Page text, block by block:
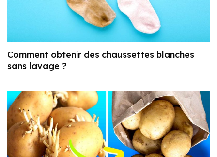
Comment obtenir des chaussettes blanches
sans lavage ?